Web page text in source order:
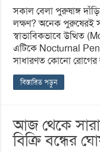
সকাল বেলা পুরুষাঙ্গ
লক্ষণ? অনেক পুরুষেরই
স্বাভাবিকভাবে উত্থিত
এটিকে Nocturnal
সাধারণত কোনো রোগের
বিস্তারিত পড়ুন
আজ থেকে
বিক্রি বন্ধের